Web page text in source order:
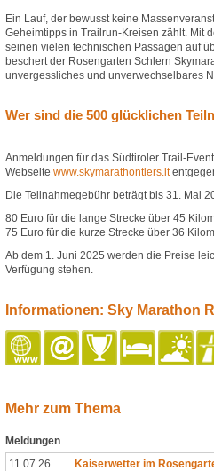
Ein Lauf, der bewusst keine
Geheimtipps in Trailrun-Kreisen zählt. Mit
seinen vielen technischen Passagen auf
beschert der Rosengarten Schlern
unvergessliches und unverwechselbares
Wer sind die 500 glücklichen
Anmeldungen für das Südtiroler Trail-
Webseite www.skymarathontiers.it
Die Teilnahmegebühr beträgt bis 31. Mai
80 Euro für die lange Strecke über 45
75 Euro für die kurze Strecke über 36
Ab dem 1. Juni 2025 werden die Preise
Verfügung stehen.
Informationen: Sky Marathon
Mehr zum Thema
Meldungen
11.07.26
Kaiserwetter im